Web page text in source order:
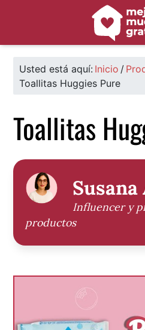
navegación
principal
de
Usted está aquí: Inicio /
Toallitas Huggies Pure
Toallitas
Influencer y
productos